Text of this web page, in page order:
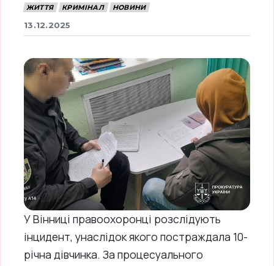
ЖИТТЯ КРИМІНАЛ НОВИНИ
13.12.2025
У Вінниці правоохоронці розслідують
інцидент, унаслідок якого постраждала 10-
річна дівчинка. За процесуального